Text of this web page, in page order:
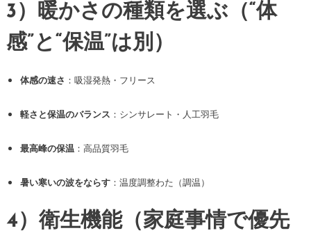
3）暖かさの種類を選ぶ（“体
感”と“保温”は別）
体感の速さ ：吸湿発熱・フリース
軽さと保温のバランス ：シンサレート・人工羽毛
最高峰の保温：高品質羽毛
暑い寒いの波をならす：温度調整わた（調温）
4）衛生機能（家庭事情で優先